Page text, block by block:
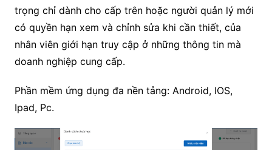
trọng chỉ dành cho cấp trên hoặc người quản lý mới
có quyền hạn xem và chỉnh sửa khi cần thiết, của
nhân viên giới hạn truy cập ở những thông tin mà
doanh nghiệp cung cấp.
Phần mềm ứng dụng đa nền tảng: Android, IOS,
Ipad, Pc.